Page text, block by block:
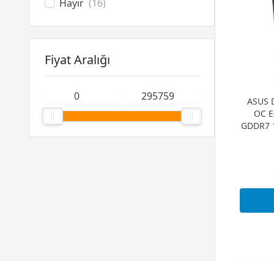
Hayır (16)
Fiyat Aralığı
ASUS
OC